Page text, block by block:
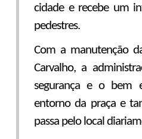
cidade e recebe um
pedestres.
Com a manutenção
Carvalho, a
segurança e o bem
entorno da praça e
passa pelo local